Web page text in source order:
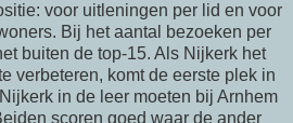
voor uitleningen per lid en voor
Bij het aantal bezoeken per
buiten de top-15. Als Nijkerk het
verbeteren, komt de eerste plek in
in de leer moeten bij Arnhem
scoren goed waar de ander